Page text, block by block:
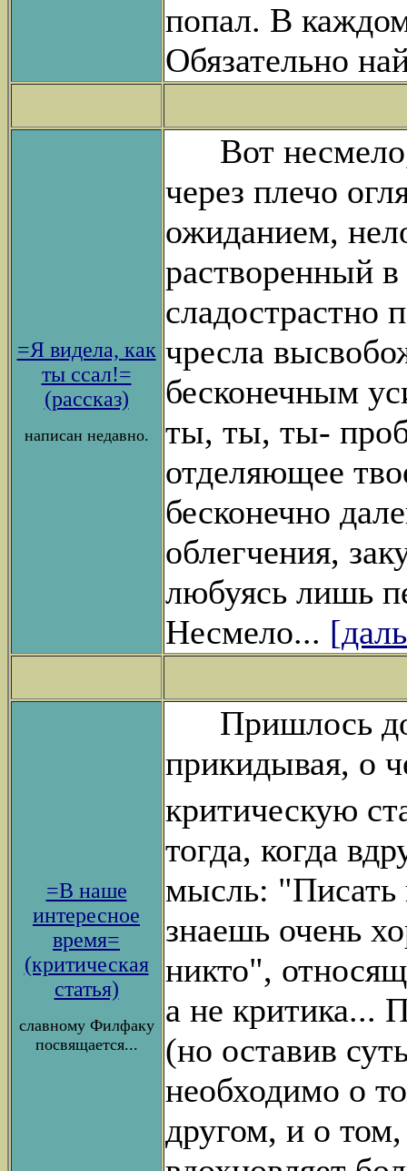
попал. В
Обязательно
=Я видела, как
ты ссал!=
(рассказ)
написан недавно.
Вот несмело,
через плечо
ожиданием,
растворенный
сладострастно
чресла
бесконечным
ты, ты, ты-
отделяющее
бесконечно
облегчения,
любуясь лишь
Несмело...
=В наше
интересное
время=
(критическая
статья)
славному Филфаку
посвящается...
Пришлось
прикидывая, о
критическую
тогда, когда
мысль: "Писать
знаешь очень
никто",
а не критика...
(но оставив
необходимо о
другом, и о